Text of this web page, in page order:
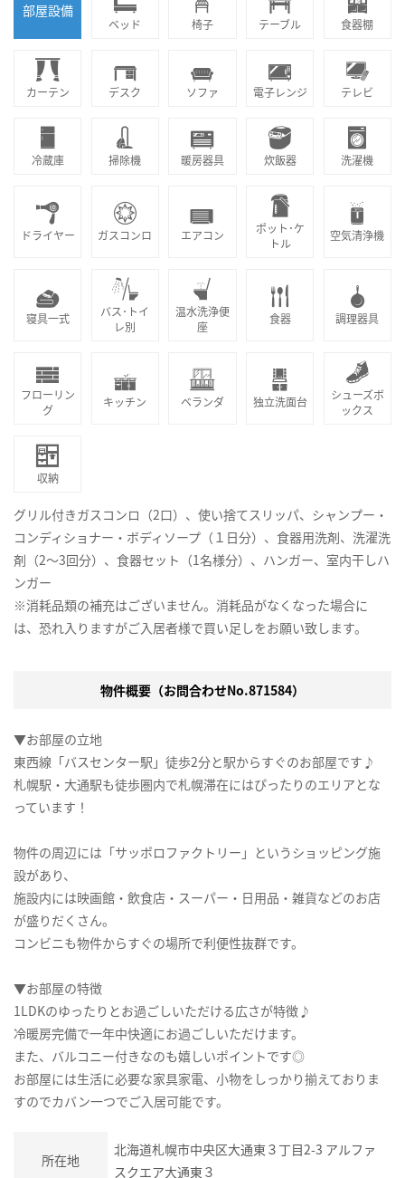
部屋設備
ベッド 椅子 テーブル 食器棚
カーテン デスク ソファ 電子レンジ テレビ
冷蔵庫 掃除機 暖房器具 炊飯器 洗濯機
ドライヤー ガスコンロ エアコン
ポット･ケ
トル
空気清浄機
寝具一式
バス･トイ
レ別
温水洗浄便
座
食器 調理器具
フローリン
グ
キッチン ベランダ 独立洗面台
シューズボ
ックス
収納
グリル付きガスコンロ（2口）、使い捨てスリッパ、シャンプー・
コンディショナー・ボディソープ（１日分）、食器用洗剤、洗濯洗
剤（2～3回分）、食器セット（1名様分）、ハンガー、室内干しハ
ンガー
※消耗品類の補充はございません。消耗品がなくなった場合に
は、恐れ入りますがご入居者様で買い足しをお願い致します。
物件概要（お問合わせNo.871584）
▼お部屋の立地
東西線「バスセンター駅」徒歩2分と駅からすぐのお部屋です♪
札幌駅・大通駅も徒歩圏内で札幌滞在にはぴったりのエリアとな
っています！
物件の周辺には「サッポロファクトリー」というショッピング施
設があり、
施設内には映画館・飲食店・スーパー・日用品・雑貨などのお店
が盛りだくさん。
コンビニも物件からすぐの場所で利便性抜群です。
▼お部屋の特徴
1LDKのゆったりとお過ごしいただける広さが特徴♪
冷暖房完備で一年中快適にお過ごしいただけます。
また、バルコニー付きなのも嬉しいポイントです◎
お部屋には生活に必要な家具家電、小物をしっかり揃えておりま
すのでカバン一つでご入居可能です。
所在地
北海道札幌市中央区大通東３丁目2-3 アルファ
スクエア大通東３